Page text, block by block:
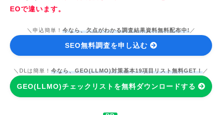
EOで違います。
＼申込簡単！ 今なら、欠点がわかる調査結果資料無料配布中!／
SEO無料調査を申し込む
＼DLは簡単！ 今なら、GEO(LLMO)対策基本19項目リスト無料GET！ ／
GEO(LLMO)チェックリストを無料ダウンロードする